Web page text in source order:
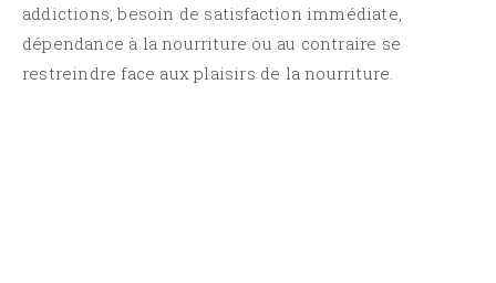
addictions, besoin de satisfaction immédiate,
dépendance à la nourriture ou au contraire se
restreindre face aux plaisirs de la nourriture.